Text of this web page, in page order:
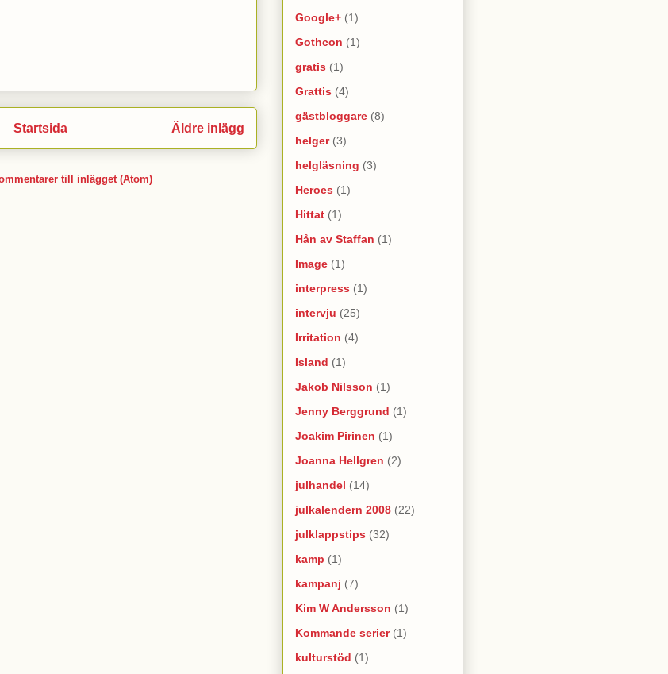
Äldre inlägg
Startsida
till inlägget (Atom)
Google+ (1)
Gothcon (1)
gratis (1)
Grattis (4)
gästbloggare (8)
helger (3)
helgläsning (3)
Heroes (1)
Hittat (1)
Hån av Staffan (1)
Image (1)
interpress (1)
intervju (25)
Irritation (4)
Island (1)
Jakob Nilsson (1)
Jenny Berggrund (1)
Joakim Pirinen (1)
Joanna Hellgren (2)
julhandel (14)
julkalendern 2008 (22)
julklappstips (32)
kamp (1)
kampanj (7)
Kim W Andersson (1)
Kommande serier (1)
kulturstöd (1)